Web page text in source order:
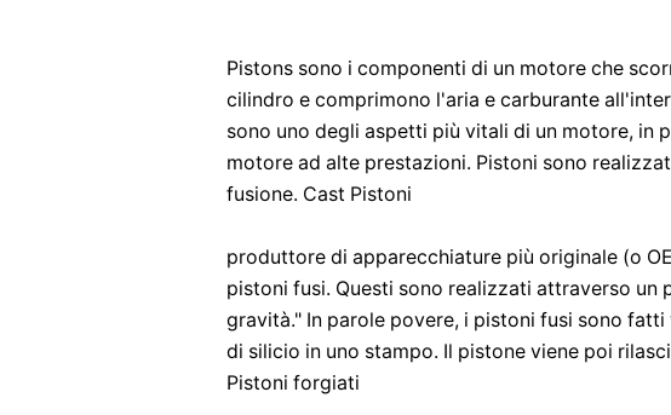
Pistons sono i componenti di un motore che
cilindro e comprimono l'aria e carburante
sono uno degli aspetti più vitali di un motore, in
motore ad alte prestazioni. Pistoni sono
fusione. Cast Pistoni
produttore di apparecchiature più originale (o
pistoni fusi. Questi sono realizzati attraverso un
gravità." In parole povere, i pistoni fusi sono
di silicio in uno stampo. Il pistone viene poi
Pistoni forgiati